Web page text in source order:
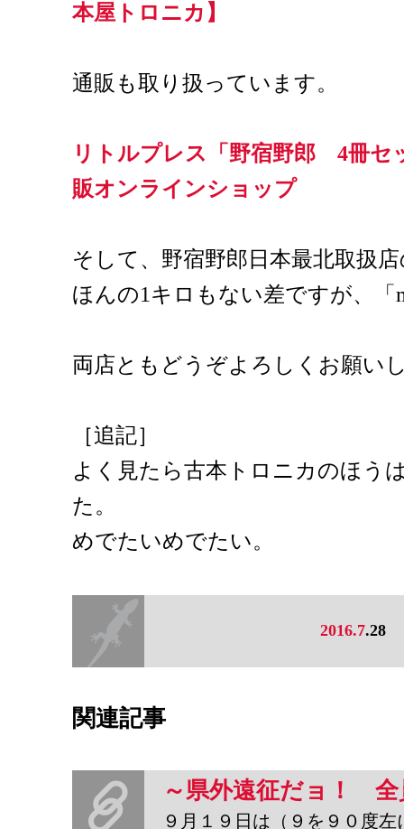
本屋トロニカ】
通販も取り扱っています。
リトルプレス「野宿野郎 4冊セ
販オンラインショップ
そして、野宿野郎日本最北取扱
ほんの1キロもない差ですが、
両店ともどうぞよろしくお願い
［追記］
よく見たら古本トロニカのほう
た。
めでたいめでたい。
2016.7.28
関連記事
９月１９日は（９を９０度左に回転させ）「のじゅくの日」。年